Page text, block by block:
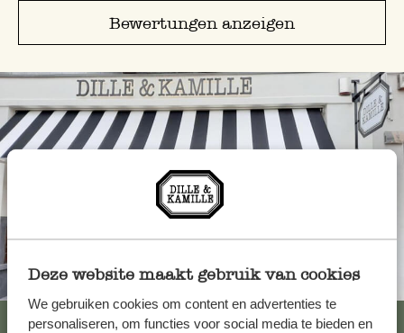
Deze website maakt gebruik van cookies
We gebruiken cookies om content en advertenties te
personaliseren, om functies voor social media te bieden en
Bewertungen anzeigen
Immer in der Nähe
Alle 62 Geschäfte anzeigen